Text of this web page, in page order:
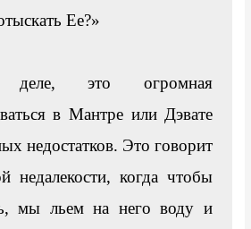
Ее?»
это огромная
в Мантре или Дэвате
недостатков. Это говорит
недалекости, когда чтобы
мы льем на него воду и